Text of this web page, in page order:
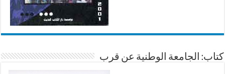
كتاب: الجامعة الوطنية عن قرب